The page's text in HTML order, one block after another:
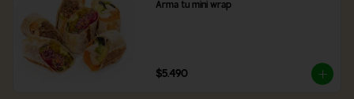
Arma tu mini wrap
$5.490